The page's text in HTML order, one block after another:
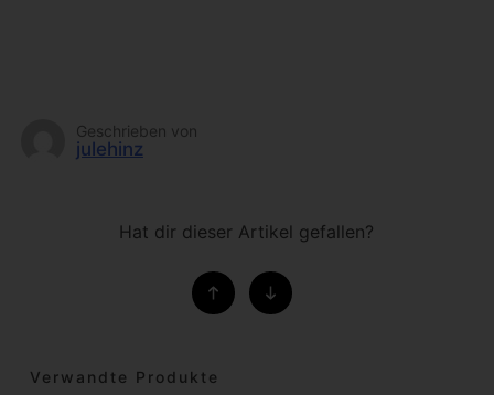
Geschrieben von
julehinz
Hat dir dieser Artikel gefallen?
Verwandte Produkte